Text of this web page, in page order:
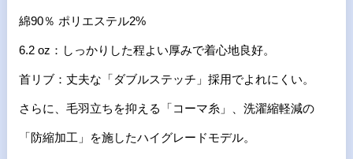
綿90％ ポリエステル2%
6.2 oz：しっかりした程よい厚みで着心地良好。
首リブ：丈夫な「ダブルステッチ」採用でよれにくい。
さらに、毛羽立ちを抑える「コーマ糸」、洗濯縮軽減の
「防縮加工」を施したハイグレードモデル。